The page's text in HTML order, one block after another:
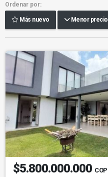
Ordenar por:
Más nuevo Menor precio
$5.800.000.000 COP